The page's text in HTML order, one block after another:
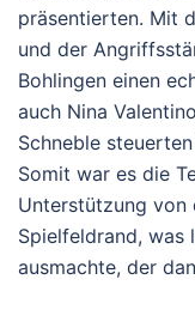
präsentierten. Mit
und der
Bohlingen einen
auch Nina
Schneble
Somit war es die
Unterstützung von
Spielfeldrand, was
ausmachte, der